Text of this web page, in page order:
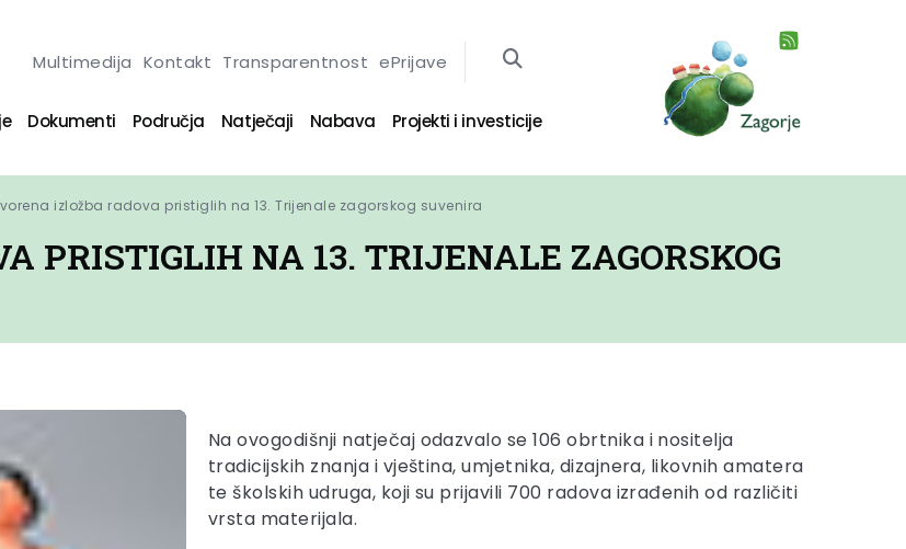
Multimedija Kontakt Transparentnost ePrijave
Dokumenti Područja Natječaji Nabava Projekti i investicije
izložba radova pristiglih na 13. Trijenale zagorskog suvenira
PRISTIGLIH NA 13. TRIJENALE ZAGORSKOG
Na ovogodišnji natječaj odazvalo se 106 obrtnika i nositelja
tradicijskih znanja i vještina, umjetnika, dizajnera, likovnih amatera
te školskih udruga, koji su prijavili 700 radova izrađenih od različiti
vrsta materijala.